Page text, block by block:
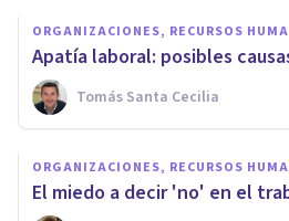
ORGANIZACIONES, RECURSOS
Apatía laboral: posibles
Tomás Santa Cecilia
ORGANIZACIONES, RECURSOS
El miedo a decir 'no' en el